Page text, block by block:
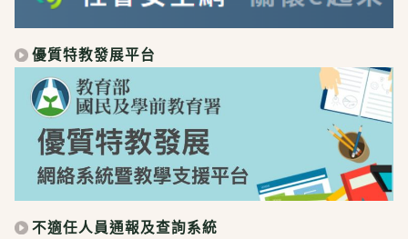
優質特教發展平台
不適任人員通報及查詢系統